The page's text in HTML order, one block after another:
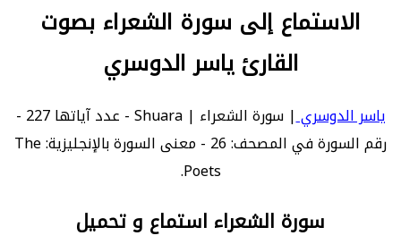
الاستماع إلى سورة الشعراء بصوت
القارئ ياسر الدوسري
ياسر الدوسري
| سورة الشعراء | Shuara - عدد آياتها 227 -
رقم السورة في المصحف: 26 - معنى السورة بالإنجليزية: The
Poets.
سورة الشعراء استماع و تحميل